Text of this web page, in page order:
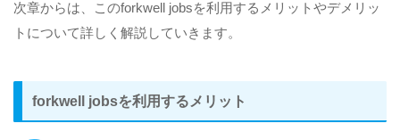
次章からは、このforkwell jobsを利用するメリットやデメリッ
トについて詳しく解説していきます。
forkwell jobsを利用するメリット